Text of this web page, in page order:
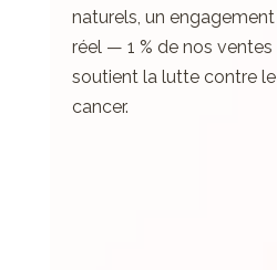
naturels, un engagement
réel — 1 % de nos ventes
soutient la lutte contre le
cancer.